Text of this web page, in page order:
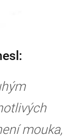
mouka,